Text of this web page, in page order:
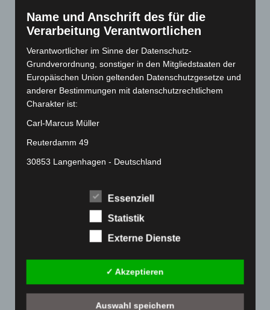
April 2022 (198)
Februar 2022 (189)
Januar 2022(190)
Dezember 2021(204)
September 2021(180)
August 2021(154)
März 2021(228)
Januar 2021(192)
Name und Anschrift des für die
Verarbeitung Verantwortlichen
Verantwortlicher im Sinne der Datenschutz-
Grundverordnung, sonstiger in den Mitgliedstaaten der
Europäischen Union geltenden Datenschutzgesetze und
anderer Bestimmungen mit datenschutzrechtlichem
Charakter ist:
Carl-Marcus Müller
Reuterdamm 49
30853 Langenhagen - Deutschland
Fax: 0511-866 789 33
Die Internetseiten verwenden Cookies. Cookies sind
Textdateien, welche über einen Internetbrowser auf
Essenziell
Statistik
Externe Dienste
✓ Akzeptieren
Auswahl speichern